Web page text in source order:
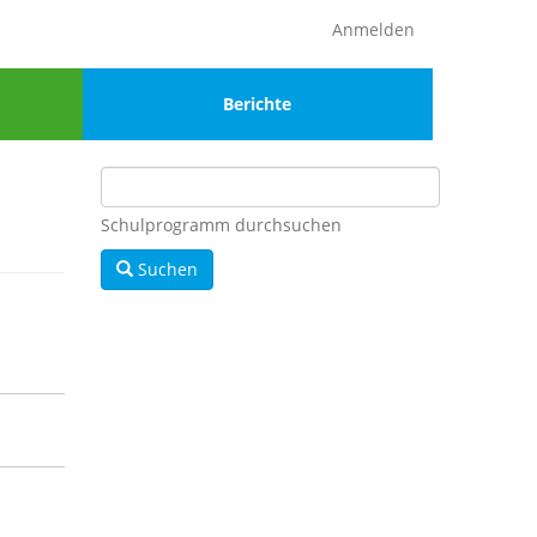
Anmelden
4
Berichte
Schulprogramm durchsuchen
Suchen